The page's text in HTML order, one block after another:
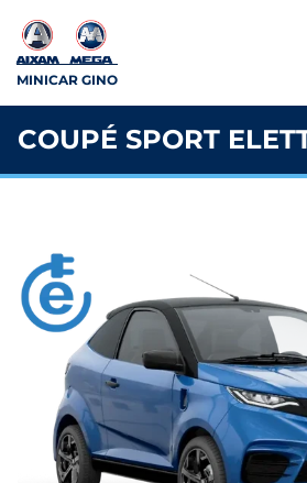
MINICAR GINO
COUPÉ SPORT